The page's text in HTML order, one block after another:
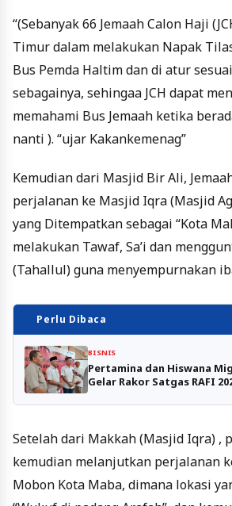
“(Sebanyak 66 Jemaah Calon Haji
Timur dalam melakukan Napak
Bus Pemda Haltim dan di atur
sebagainya, sehingaa JCH dapat
memahami Bus Jemaah ketika
nanti ). “ujar Kakankemenag”
Kemudian dari Masjid Bir Ali,
perjalanan ke Masjid Iqra (Masjid
yang Ditempatkan sebagai “Kota
melakukan Tawaf, Sa’i dan
(Tahallul) guna menyempurnakan
Perlu Dibaca
BISNIS
Pertamina dan Hiswana
Gelar Rakor Satgas RAFI
Setelah dari Makkah (Masjid Iqra) ,
kemudian melanjutkan perjalanan
Mobon Kota Maba, dimana lokasi